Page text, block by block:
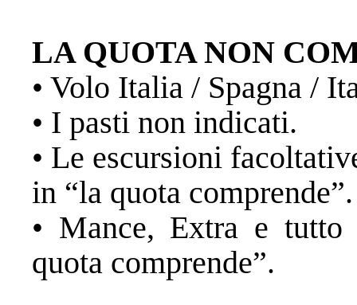
LA QUOTA NON
• Volo Italia / Spagna /
• I pasti non indicati.
• Le escursioni
in “la quota comprende”.
• Mance, Extra e
quota comprende”.